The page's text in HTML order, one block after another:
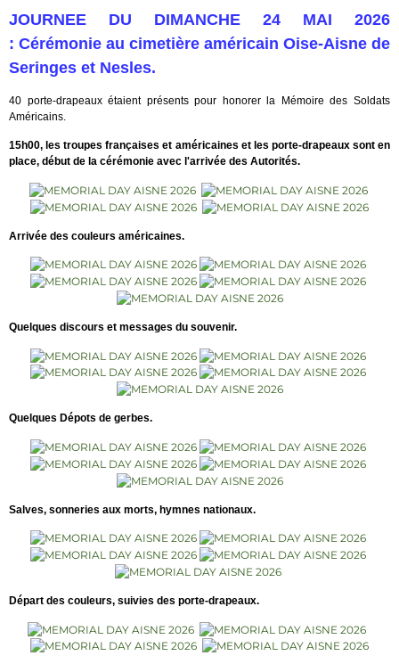
JOURNEE DU DIMANCHE 24 MAI 2026
: Cérémonie au cimetière américain Oise-Aisne de
Seringes et Nesles.
40 porte-drapeaux étaient présents pour honorer la Mémoire des Soldats
Américains.
15h00, les troupes françaises et américaines et les porte-drapeaux sont en
place, début de la cérémonie avec l'arrivée des Autorités.
Arrivée des couleurs américaines.
Quelques discours et messages du souvenir.
Quelques Dépots de gerbes.
Salves, sonneries aux morts, hymnes nationaux.
Départ des couleurs, suivies des porte-drapeaux.